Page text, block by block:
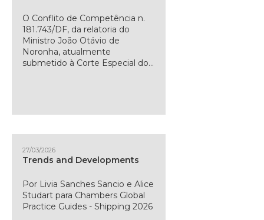
O Conflito de Competência n.
181.743/DF, da relatoria do
Ministro João Otávio de
Noronha, atualmente
submetido à Corte Especial do...
27/03/2026
Trends and Developments
Por Livia Sanches Sancio e Alice
Studart para Chambers Global
Practice Guides - Shipping 2026